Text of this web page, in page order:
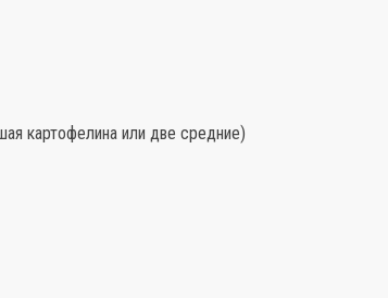
картофелина или две средние)